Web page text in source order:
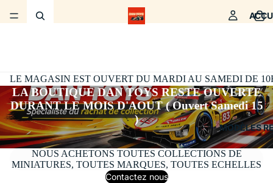
MODÈLES
LE MAGASIN EST OUVERT DU MARDI AU SAMEDI DE
LA BOUTIQUE DAN TOYS RESTE OUVERTE
DURANT LE MOIS D'AOUT ( Ouvert Samedi 15
)
NOUS ACHETONS TOUTES COLLECTIONS DE
MINIATURES, TOUTES MARQUES, TOUTES ECHELLES
Contactez nous